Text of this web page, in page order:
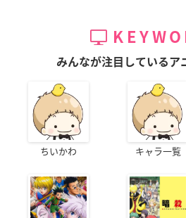
みんなが注目しているア
ちいかわ キャラ一覧